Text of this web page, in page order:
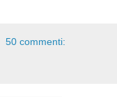
50 commenti: